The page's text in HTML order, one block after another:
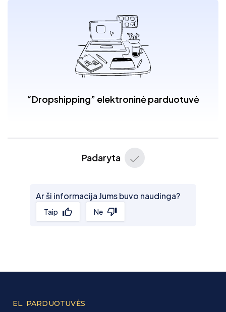
“Dropshipping” elektroninė parduotuvė
Ar ši informacija Jums buvo naudinga?
Taip Ne
Padaryta
EL. PARDUOTUVĖS